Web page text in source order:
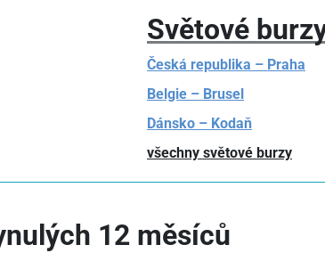
Světové
Česká republika – Praha
Belgie – Brusel
Dánsko – Kodaň
všechny světové burzy
12 měsíců